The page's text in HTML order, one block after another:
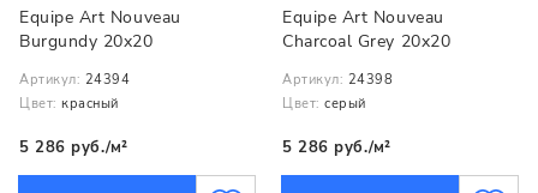
Equipe Art Nouveau
Burgundy 20x20
Артикул: 24394
Цвет: красный
5 286 руб./м²
Equipe Art Nouveau
Charcoal Grey 20x20
Артикул: 24398
Цвет: серый
5 286 руб./м²